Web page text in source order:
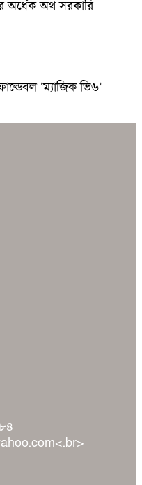
অর্থ সরকারি
‘ম্যাজিক ভি৬’